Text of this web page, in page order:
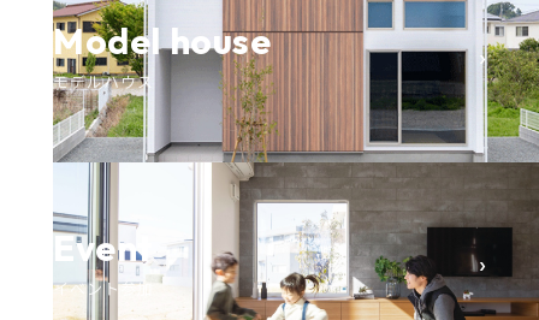
Model house
モデルハウス
›
Event
イベント参加
›